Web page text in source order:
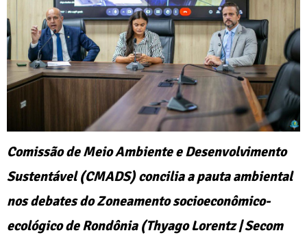
Comissão de Meio Ambiente e Desenvolvimento
Sustentável (CMADS) concilia a pauta ambiental
nos debates do Zoneamento socioeconômico-
ecológico de Rondônia (Thyago Lorentz | Secom